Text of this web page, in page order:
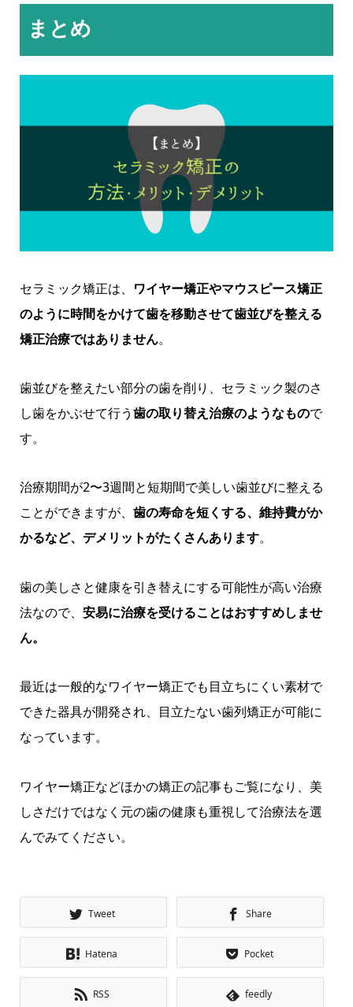
まとめ
セラミック矯正は、 ワイヤー矯正やマウスピース矯正
のように時間をかけて歯を移動させて歯並びを整える
矯正治療ではありません。
歯並びを整えたい部分の歯を削り、セラミック製のさ
し歯をかぶせて行う歯の取り替え治療のようなもので
す。
治療期間が2〜3週間と短期間で美しい歯並びに整える
ことができますが、 歯の寿命を短くする、維持費がか
かるなど、デメリットがたくさんあります。
歯の美しさと健康を引き替えにする可能性が高い治療
法なので、 安易に治療を受けることはおすすめしませ
ん。
最近は一般的なワイヤー矯正でも目立ちにくい素材で
できた器具が開発され、目立たない歯列矯正が可能に
なっています。
ワイヤー矯正などほかの矯正の記事もご覧になり、美
しさだけではなく元の歯の健康も重視して治療法を選
んでみてください。
Tweet Share
Hatena Pocket
RSS feedly